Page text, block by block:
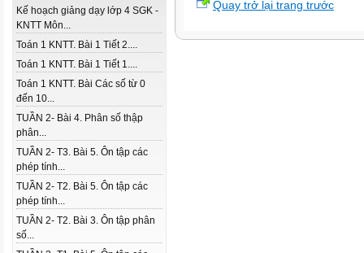
Kế hoạch giảng dạy lớp 4 SGK -
KNTT Môn...
Toán 1 KNTT. Bài 1 Tiết 2....
Toán 1 KNTT. Bài 1 Tiết 1....
Toán 1 KNTT. Bài Các số từ 0
đến 10...
TUẦN 2- Bài 4. Phân số thập
phân...
TUẦN 2- T3. Bài 5. Ôn tập các
phép tính...
TUẦN 2- T2. Bài 5. Ôn tập các
phép tính...
TUẦN 2- T2. Bài 3. Ôn tập phân
số...
Quay trở lại trang trước